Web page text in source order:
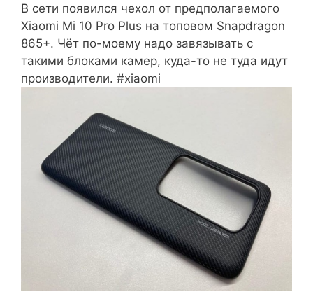
В сети появился чехол от предполагаемого
Xiaomi Mi 10 Pro Plus на топовом Snapdragon
865+. Чёт по-моему надо завязывать с
такими блоками камер, куда-то не туда идут
производители. #xiaomi